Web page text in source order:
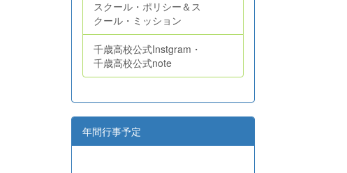
スクール・ポリシー＆ス
クール・ミッション
千歳高校公式Instgram・
千歳高校公式note
年間行事予定